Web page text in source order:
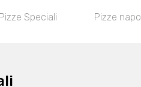
Pizze Speciali Pizze